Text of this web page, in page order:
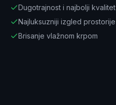
Dugotrajnost i najbolji kvalitet
Najluksuzniji izgled prostorije
Brisanje vlažnom krpom